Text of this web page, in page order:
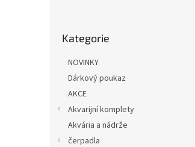
kategorie
Kategorie
NOVINKY
Dárkový poukaz
AKCE
Akvarijní komplety
Akvária a nádrže
čerpadla